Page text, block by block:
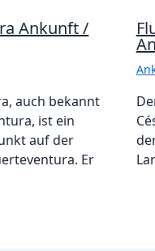
Ankunft /
auch bekannt
ist ein
auf der
Er